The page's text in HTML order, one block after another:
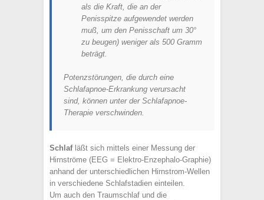
als die Kraft, die an der
Penisspitze aufgewendet werden
muß, um den Penisschaft um 30°
zu beugen) weniger als 500 Gramm
beträgt.
Potenzstörungen, die durch eine
Schlafapnoe-Erkrankung verursacht
sind, können unter der Schlafapnoe-
Therapie verschwinden.
Schlafläßt sich mittels einer Messung der
Hirnströme (EEG = Elektro-Enzephalo-Graphie)
anhand der unterschiedlichen Hirnstrom-Wellen
in verschiedene Schlafstadien einteilen.
Um auch den Traumschlaf und die